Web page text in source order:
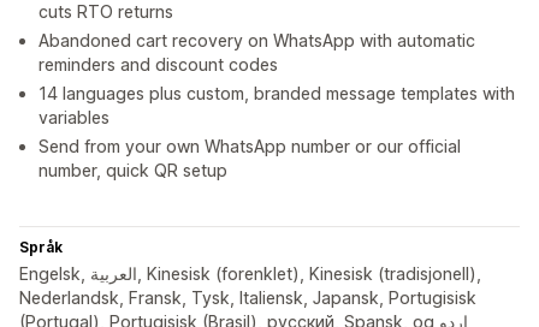
cuts RTO returns
Abandoned cart recovery on WhatsApp with automatic
reminders and discount codes
14 languages plus custom, branded message templates with
variables
Send from your own WhatsApp number or our official
number, quick QR setup
Språk
Engelsk, العربية, Kinesisk (forenklet), Kinesisk (tradisjonell),
Nederlandsk, Fransk, Tysk, Italiensk, Japansk, Portugisisk
(Portugal), Portugisisk (Brasil), русский, Spansk, og اردو